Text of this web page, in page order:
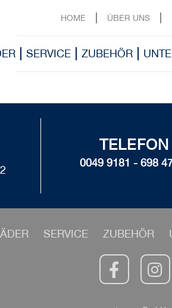
HOME ÜBER UNS
SERVICE ZUBEHÖR
TELEFON
0049 9181 - 698
SERVICE ZUBEHÖR